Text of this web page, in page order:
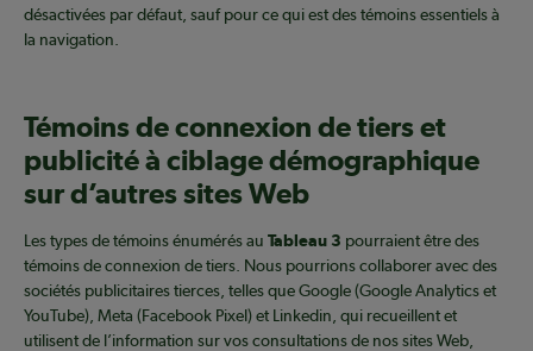
désactivées par défaut, sauf pour ce qui est des témoins essentiels à
la navigation.
Témoins de connexion de tiers et
publicité à ciblage démographique
sur d’autres sites Web
Les types de témoins énumérés au Tableau 3 pourraient être des
témoins de connexion de tiers. Nous pourrions collaborer avec des
sociétés publicitaires tierces, telles que Google (Google Analytics et
YouTube), Meta (Facebook Pixel) et Linkedin, qui recueillent et
utilisent de l’information sur vos consultations de nos sites Web,